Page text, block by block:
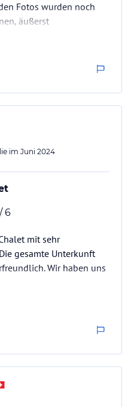
Angebotsdetailsdes
Fotos wurden noch
äußerst
ließ.
Aussicht in die
sorgten für
Gerne würden
nächsten Urlaub
im Juni 2024
/ 6
mit sehr
gesamte Unterkunft
Wir haben uns